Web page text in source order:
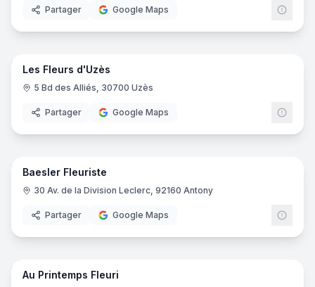
Partager Google Maps
5
Les Fleurs d'Uzès
5 Bd des Alliés, 30700 Uzès
Partager Google Maps
8
Baesler Fleuriste
30 Av. de la Division Leclerc, 92160 Antony
Partager Google Maps
5
Au Printemps Fleuri